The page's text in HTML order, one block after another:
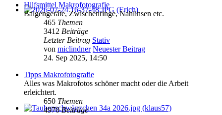
Hilfsmittel Makrofotografie
Balgengeräte, Zwischenringe, Nahlinsen etc.
465 Themen
3412 Beiträge
Letzter Beitrag Stativ
von miclindner Neuester Beitrag
24. Sep 2025, 14:50
Tipps Makrofotografie
Alles was Makrofotos schöner macht oder die Arbeit
erleichtert.
650 Themen
4970Beiträge